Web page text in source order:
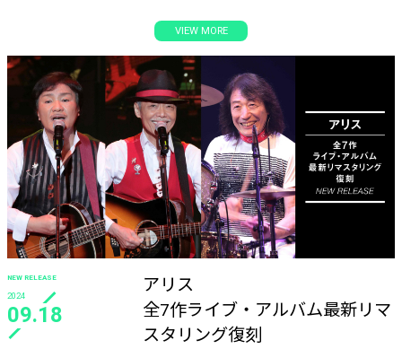
VIEW MORE
NEW RELEASE
2024
09.18
アリス
全7作ライブ・アルバム最新リマ
スタリング復刻